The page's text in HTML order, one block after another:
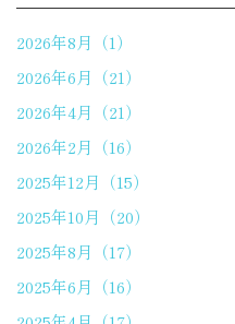
2026年8月（1）
2026年6月（21）
2026年4月（21）
2026年2月（16）
2025年12月（15）
2025年10月（20）
2025年8月（17）
2025年6月（16）